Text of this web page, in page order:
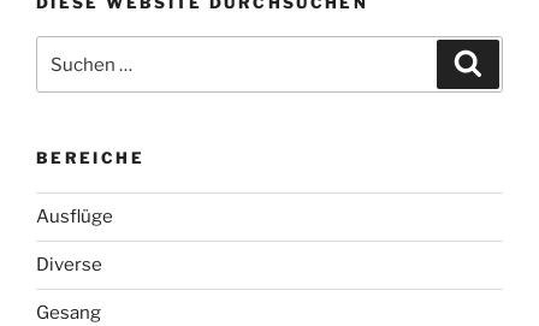
nach:
BEREICHE
Ausflüge
Diverse
Gesang